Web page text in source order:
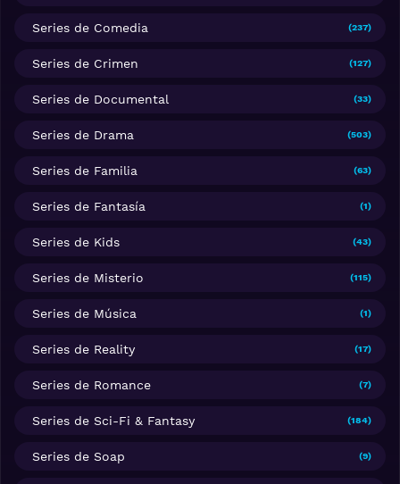
Series de Comedia (237)
Series de Crimen (127)
Series de Documental (33)
Series de Drama (503)
Series de Familia (63)
Series de Fantasía (1)
Series de Kids (43)
Series de Misterio (115)
Series de Música (1)
Series de Reality (17)
Series de Romance (7)
Series de Sci-Fi & Fantasy (184)
Series de Soap (9)